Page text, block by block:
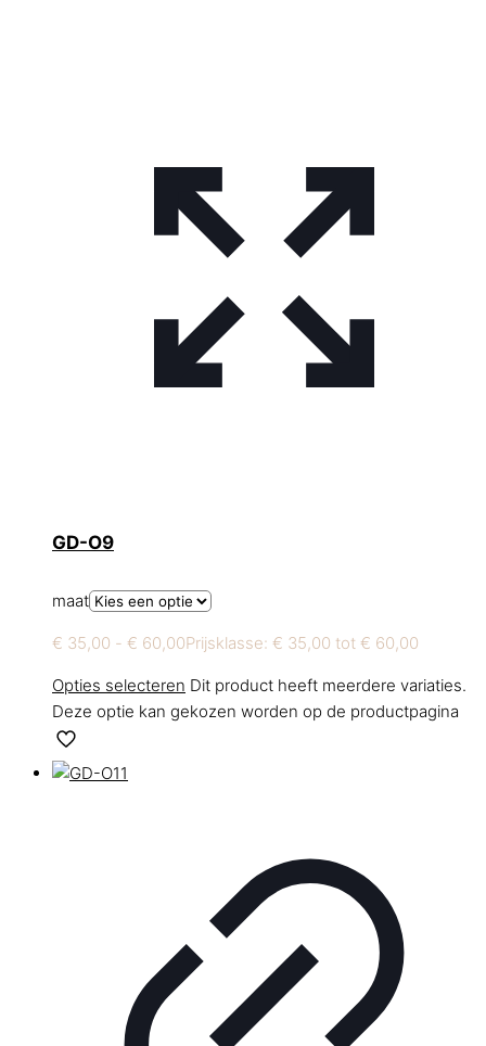
GD-O9
maat
€ 35,00 - € 60,00Prijsklasse: € 35,00 tot € 60,00
Opties selecteren Dit product heeft meerdere variaties.
Deze optie kan gekozen worden op de productpagina